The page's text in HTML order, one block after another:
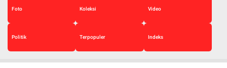
Foto Koleksi Video
Politik Terpopuler Indeks